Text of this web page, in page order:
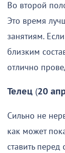
Во второй
Это время
занятиям.
близким
отлично
Телец (20
Сильно не
как может
ставить